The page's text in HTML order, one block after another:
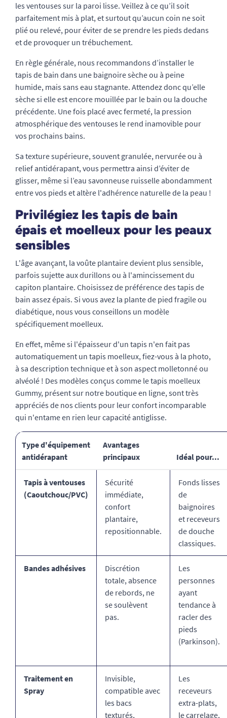
les ventouses sur la paroi lisse. Veillez à ce qu’il soit
parfaitement mis à plat, et surtout qu’aucun coin ne soit
plié ou relevé, pour éviter de se prendre les pieds dedans
et de provoquer un trébuchement.
En règle générale, nous recommandons d’installer le
tapis de bain dans une baignoire sèche ou à peine
humide, mais sans eau stagnante. Attendez donc qu’elle
sèche si elle est encore mouillée par le bain ou la douche
précédente. Une fois placé avec fermeté, la pression
atmosphérique des ventouses le rend inamovible pour
vos prochains bains.
Sa texture supérieure, souvent granulée, nervurée ou à
relief antidérapant, vous permettra ainsi d’éviter de
glisser, même si l’eau savonneuse ruisselle abondamment
entre vos pieds et altère l'adhérence naturelle de la peau !
Privilégiez les tapis de bain
épais et moelleux pour les peaux
sensibles
L'âge avançant, la voûte plantaire devient plus sensible,
parfois sujette aux durillons ou à l'amincissement du
capiton plantaire. Choisissez de préférence des tapis de
bain assez épais. Si vous avez la plante de pied fragile ou
diabétique, nous vous conseillons un modèle
spécifiquement moelleux.
En effet, même si l'épaisseur d'un tapis n'en fait pas
automatiquement un tapis moelleux, fiez-vous à la photo,
à sa description technique et à son aspect molletonné ou
alvéolé ! Des modèles conçus comme le tapis moelleux
Gummy, présent sur notre boutique en ligne, sont très
appréciés de nos clients pour leur confort incomparable
qui n'entame en rien leur capacité antiglisse.
Type d'équipement
antidérapant
Avantages
principaux
Idéal pour...
Tapis à ventouses
(Caoutchouc/PVC)
Sécurité
immédiate,
confort
plantaire,
repositionnable.
Fonds lisses
de
baignoires
et receveurs
de douche
classiques.
Bandes adhésives
Discrétion
totale, absence
de rebords, ne
se soulèvent
pas.
Les
personnes
ayant
tendance à
racler des
pieds
(Parkinson).
Traitement en
Spray
Invisible,
compatible avec
les bacs
texturés,
Les
receveurs
extra-plats,
le carrelage,